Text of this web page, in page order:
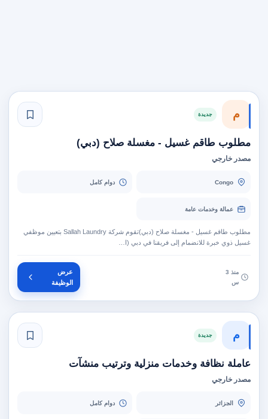
م جديدة
مطلوب طاقم غسيل - مغسلة صلاح (دبي)
مصدر خارجي
Congo دوام كامل
عمالة وخدمات عامة
مطلوب طاقم غسيل - مغسلة صلاح (دبي)تقوم شركة Sallah Laundry بتعيين موظفي
غسيل ذوي خبرة للانضمام إلى فريقنا في دبي (ا…
منذ 3
س
عرض
الوظيفة
م جديدة
عاملة نظافة وخدمات منزلية وترتيب منشآت
مصدر خارجي
الجزائر دوام كامل